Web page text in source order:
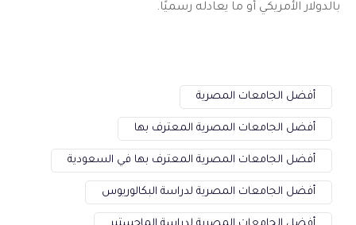
بالدولار الأمريكي أو ما يعادله رسميًا.
أفضل الجامعات المصرية
أفضل الجامعات المصرية المعترف بها
أفضل الجامعات المصرية المعترف بها في السعودية
أفضل الجامعات المصرية لدراسة البكالوريوس